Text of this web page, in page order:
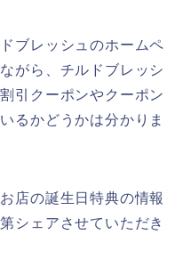
ブレッシュのホームペ
がら、チルドブレッシ
引クーポンやクーポン
るかどうかは分かりま
店の誕生日特典の情報
シェアさせていただき